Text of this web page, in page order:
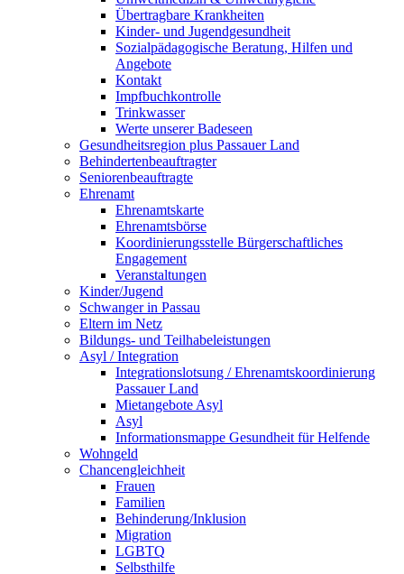
Übertragbare Krankheiten
Kinder- und Jugendgesundheit
Sozialpädagogische Beratung, Hilfen und
Angebote
Kontakt
Impfbuchkontrolle
Trinkwasser
Werte unserer Badeseen
Gesundheitsregion plus Passauer Land
Behindertenbeauftragter
Seniorenbeauftragte
Ehrenamt
Ehrenamtskarte
Ehrenamtsbörse
Koordinierungsstelle Bürgerschaftliches
Engagement
Veranstaltungen
Kinder/Jugend
Schwanger in Passau
Eltern im Netz
Bildungs- und Teilhabeleistungen
Asyl / Integration
Integrationslotsung / Ehrenamtskoordinierung
Passauer Land
Mietangebote Asyl
Asyl
Informationsmappe Gesundheit für Helfende
Wohngeld
Chancengleichheit
Frauen
Familien
Behinderung/Inklusion
Migration
LGBTQ
Selbsthilfe